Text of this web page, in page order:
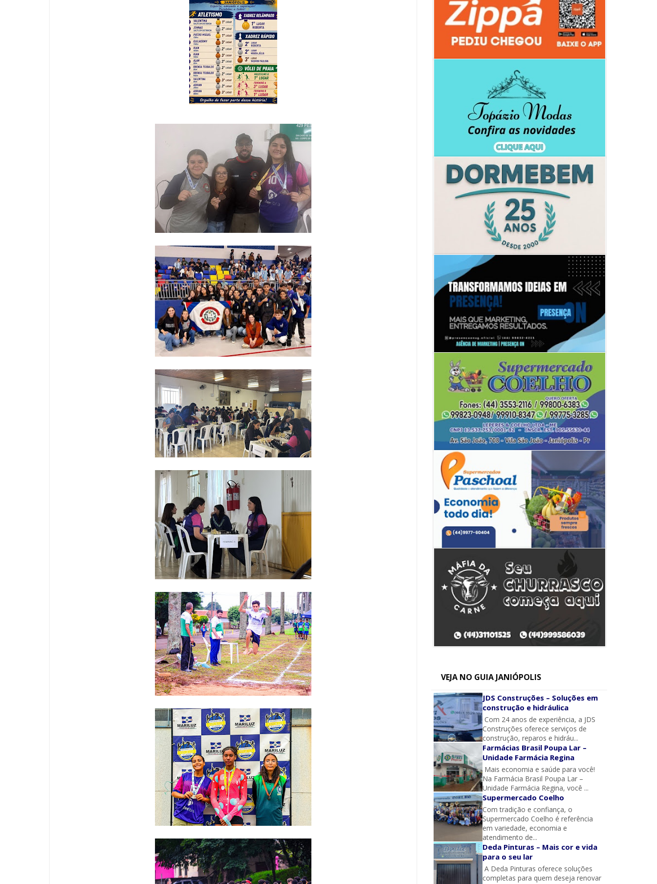
VEJA NO GUIA JANIÓPOLIS
JDS Construções – Soluções em
construção e hidráulica
Com 24 anos de experiência, a JDS
Construções oferece serviços de
construção, reparos e hidráu...
Farmácias Brasil Poupa Lar –
Unidade Farmácia Regina
Mais economia e saúde para você!
Na Farmácia Brasil Poupa Lar –
Unidade Farmácia Regina, você ...
Supermercado Coelho
Com tradição e confiança, o
Supermercado Coelho é referência
em variedade, economia e
atendimento de...
Deda Pinturas – Mais cor e vida
para o seu lar
A Deda Pinturas oferece soluções
completas para quem deseja renovar